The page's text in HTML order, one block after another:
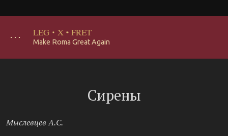
･･･ LEG · X · FRET
Make Roma Great Again
Сирены
Мыслевцев А.С.